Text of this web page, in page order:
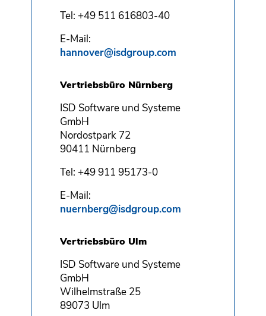
Tel: +49 511 616803-40
E-Mail:
hannover@isdgroup.com
Vertriebsbüro Nürnberg
ISD Software und Systeme
GmbH
Nordostpark 72
90411 Nürnberg
Tel: +49 911 95173-0
E-Mail:
nuernberg@isdgroup.com
Vertriebsbüro Ulm
ISD Software und Systeme
GmbH
Wilhelmstraße 25
89073 Ulm